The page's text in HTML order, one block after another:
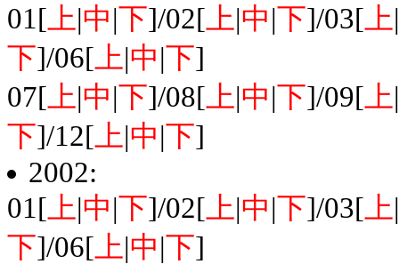
01[ 上|中|下]/02[ 上|中|下]/03[ 上|
下]/06[ 上|中|下]
07[ 上|中|下]/08[ 上|中|下]/09[ 上|
下]/12[ 上|中|下]
2002:
01[ 上|中|下]/02[ 上|中|下]/03[ 上|
下]/06[ 上|中|下]